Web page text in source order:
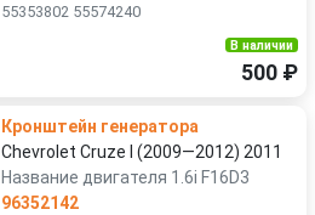
55353802 55574240
В наличии
500 ₽
Кронштейн генератора
Chevrolet Cruze I (2009—2012) 2011
Название двигателя 1.6i F16D3
96352142